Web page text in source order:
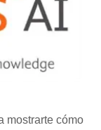
mostrarte cómo